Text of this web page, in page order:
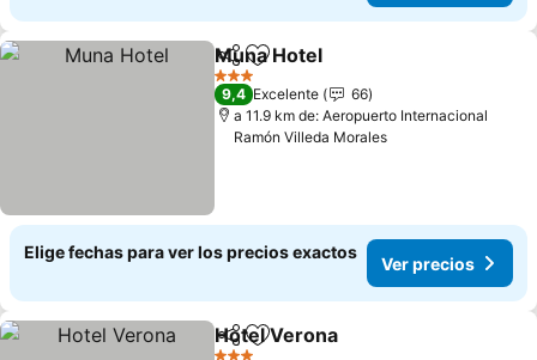
CompartirAgregar a favoritos
Muna Hotel
3 Estrellas
9,4 Excelente
66
a 11.9 km de: Aeropuerto Internacional
Ramón Villeda Morales
Elige fechas para ver los precios exactos
Ver precios
CompartirAgregar a favoritos
Hotel Verona